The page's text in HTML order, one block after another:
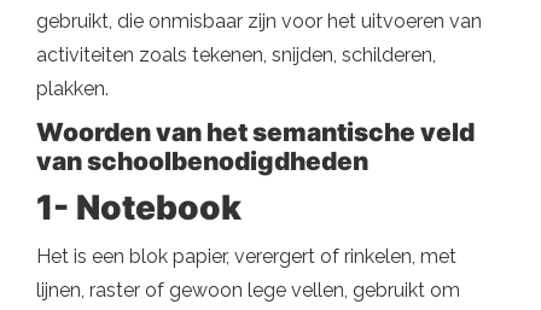
gebruikt, die onmisbaar zijn voor het uitvoeren van
activiteiten zoals tekenen, snijden, schilderen,
plakken.
Woordenvan het semantische veld
van schoolbenodigdheden
1- Notebook
Het is een blok papier, verergert of rinkelen, met
lijnen, raster of gewoon lege vellen, gebruikt om